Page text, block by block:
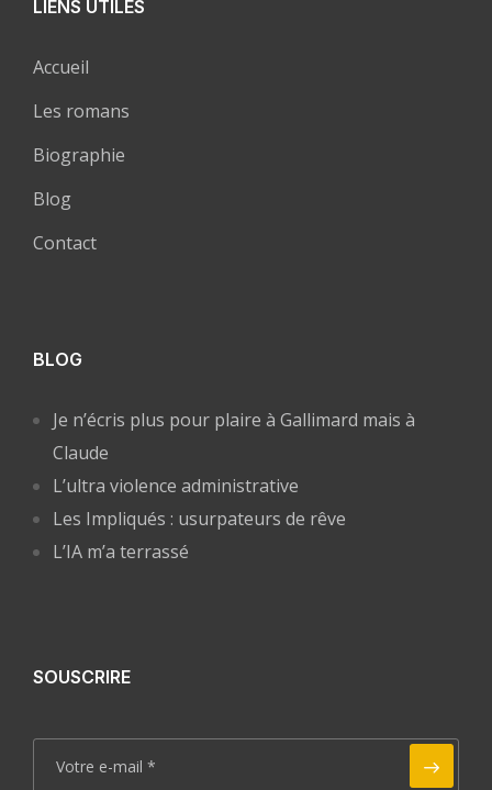
LIENS UTILES
Accueil
Les romans
Biographie
Blog
Contact
BLOG
Je n’écris plus pour plaire à Gallimard mais à
Claude
L’ultra violence administrative
Les Impliqués : usurpateurs de rêve
L’IA m’a terrassé
SOUSCRIRE